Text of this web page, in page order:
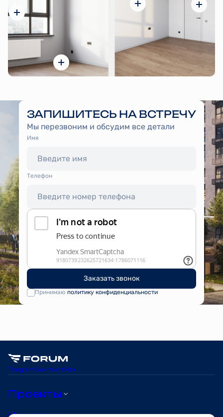
ЗАПИШИТЕСЬ НА ВСТРЕЧУ
Мы перезвоним и обсудим все детали
Имя
Tелефон
Заказать звонок
Принимаю политику конфиденциальности
TelegramВконтактеMax
Проекты